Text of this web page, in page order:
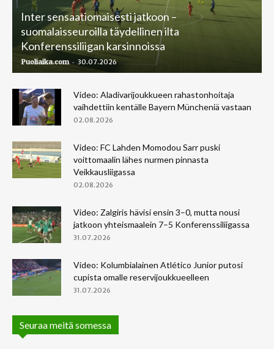
Inter sensaatiomaisesti jatkoon –
suomalaisseuroilla täydellinen ilta
Konferenssiliigan karsinnoissa
Puoliaika.com - 30.07.2026
Video: Aladivarijoukkueen rahastonhoitaja
vaihdettiin kentälle Bayern Müncheniä vastaan
02.08.2026
Video: FC Lahden Momodou Sarr puski
voittomaalin lähes nurmen pinnasta
Veikkausliigassa
02.08.2026
Video: Zalgiris hävisi ensin 3–0, mutta nousi
jatkoon yhteismaalein 7–5 Konferenssiliigassa
31.07.2026
Video: Kolumbialainen Atlético Junior putosi
cupista omalle reservijoukkueelleen
31.07.2026
Seuraa meitä somessa